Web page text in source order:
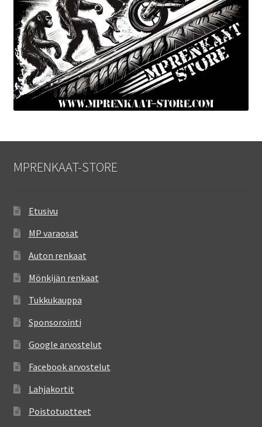
MPRENKAAT-STORE
Etusivu
MP varaosat
Auton renkaat
Mönkijän renkaat
Tukkukauppa
Sponsorointi
Google arvostelut
Facebook arvostelut
Lahjakortit
Poistotuotteet